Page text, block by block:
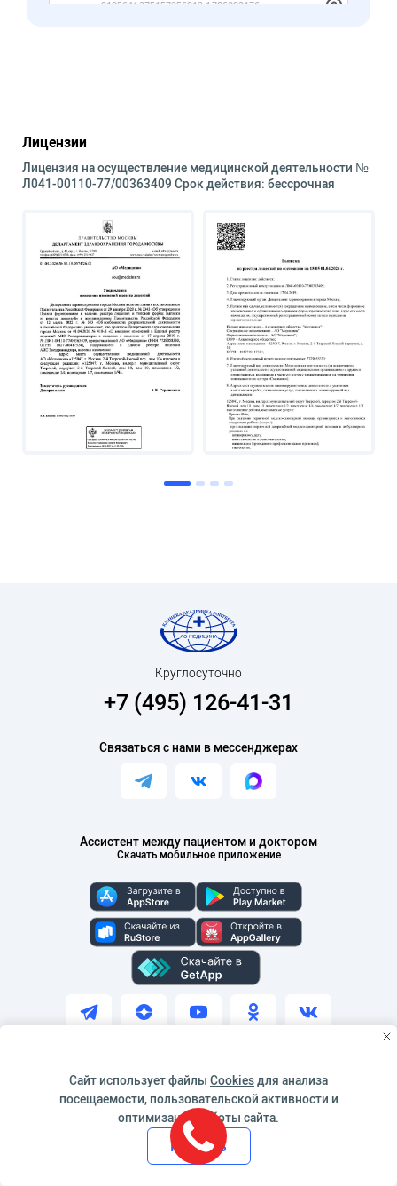
Лицензии
Лицензия на осуществление медицинской деятельности №
Л041-00110-77/00363409 Срок действия: бессрочная
Ассистент между пациентом и доктором
Скачать мобильное приложение
Круглосуточно
+7 (495) 126-41-31
Связаться с нами в мессенджерах
Сайт использует файлы Cookiesдля анализа
посещаемости, пользовательской активности и
оптимизации работы сайта.
Принять